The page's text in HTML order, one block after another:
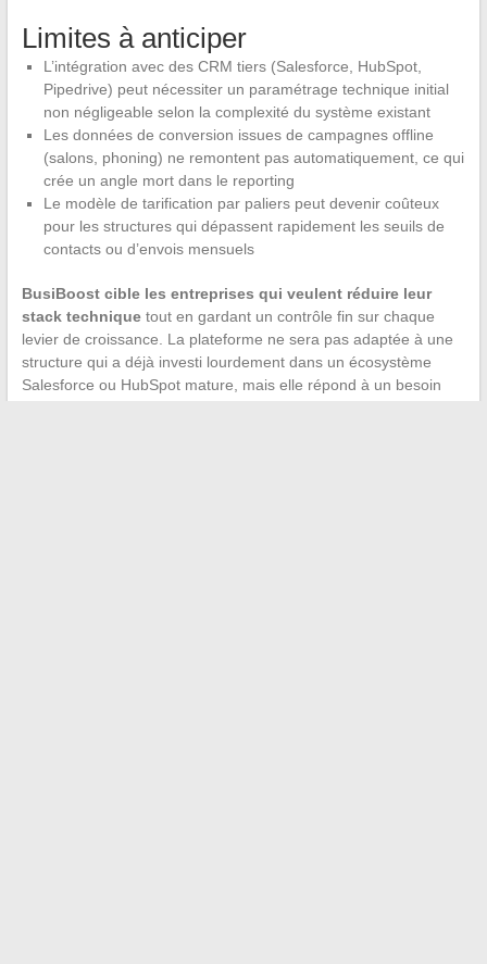
Limites à anticiper
L’intégration avec des CRM tiers (Salesforce, HubSpot,
Pipedrive) peut nécessiter un paramétrage technique initial
non négligeable selon la complexité du système existant
Les données de conversion issues de campagnes offline
(salons, phoning) ne remontent pas automatiquement, ce qui
crée un angle mort dans le reporting
Le modèle de tarification par paliers peut devenir coûteux
pour les structures qui dépassent rapidement les seuils de
contacts ou d’envois mensuels
BusiBoost cible les entreprises qui veulent réduire leur
stack techniquetout en gardant un contrôle fin sur chaque
levier de croissance. La plateforme ne sera pas adaptée à une
structure qui a déjà investi lourdement dans un écosystème
Salesforce ou HubSpot mature, mais elle répond à un besoin